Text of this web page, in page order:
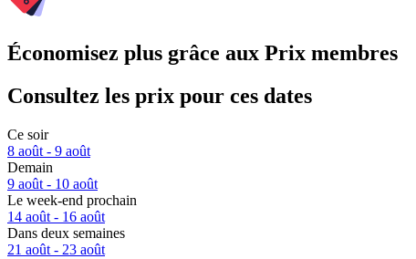
Économisez plus grâce aux Prix membres
Consultez les prix pour ces dates
Ce soir
8 août - 9 août
Demain
9 août - 10 août
Le week-end prochain
14 août - 16 août
Dans deux semaines
21 août - 23 août